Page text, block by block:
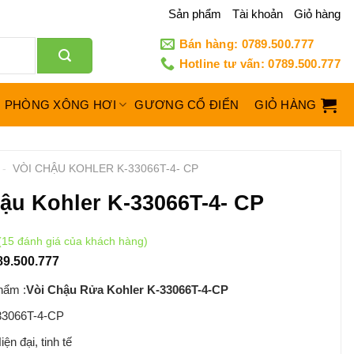
Sản phẩm Tài khoản Giỏ hàng
Bán hàng: 0789.500.777
Hotline tư vấn: 0789.500.777
PHÒNG XÔNG HƠI GƯƠNG CỔ ĐIỂN GIỎ HÀNG
- VÒI CHẬU KOHLER K-33066T-4- CP
Kohler K-33066T-4- CP
15đánh giá của khách hàng)
:Vòi Chậu Rửa Kohler K-33066T-4-CP
4-CP
đại, tinh tế